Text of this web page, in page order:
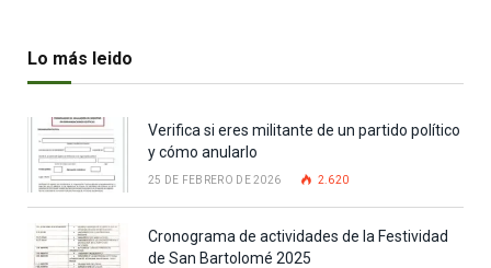
Lo más leido
Verifica si eres militante de un partido político
y cómo anularlo
25 DE FEBRERO DE 2026 2.620
Cronograma de actividades de la Festividad
de San Bartolomé 2025